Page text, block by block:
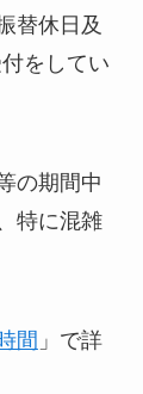
替休日及
をしてい
の期間中
特に混雑
間 」で詳